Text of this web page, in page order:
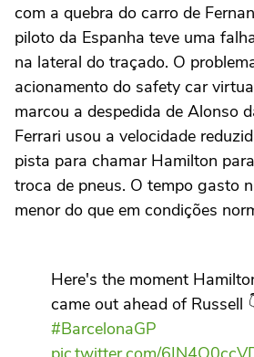
com a quebra do carro de
piloto da Espanha teve uma
na lateral do traçado. O
acionamento do safety car
marcou a despedida de Alonso
Ferrari usou a velocidade
pista para chamar Hamilton
troca de pneus. O tempo gasto
menor do que em condições
Here's the moment
came out ahead of Russell
#BarcelonaGP